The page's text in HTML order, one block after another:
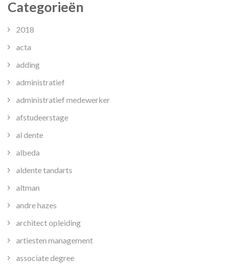
Categorieën
2018
acta
adding
administratief
administratief medewerker
afstudeerstage
al dente
albeda
aldente tandarts
altman
andre hazes
architect opleiding
artiesten management
associate degree